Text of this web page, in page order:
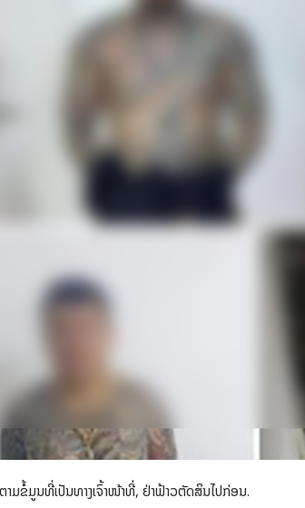
ມຂໍ້ມູນທີ່ເປັນທາງເຈົ້າໜ້າທີ່, ຢ່າຟ້າວຕັດສິນໄປກ່ອນ.